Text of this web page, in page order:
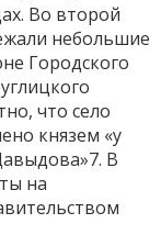
Во второй
небольшие
Городского
что село
князем «у
В
на